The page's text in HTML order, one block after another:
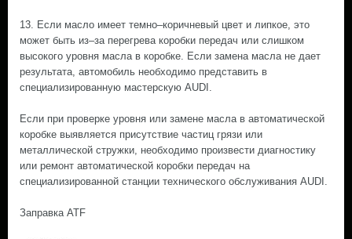
13. Если масло имеет темно–коричневый цвет и липкое, это
может быть из–за перегрева коробки передач или слишком
высокого уровня масла в коробке. Если замена масла не дает
результата, автомобиль необходимо представить в
специализированную мастерскую AUDI.
Если при проверке уровня или замене масла в автоматической
коробке выявляется присутствие частиц грязи или
металлической стружки, необходимо произвести диагностику
или ремонт автоматической коробки передач на
специализированной станции технического обслуживания AUDI.
Заправка ATF